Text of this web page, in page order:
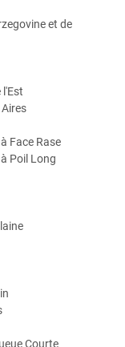
et de
l'Est
Face Rase
Poil Long
Courte